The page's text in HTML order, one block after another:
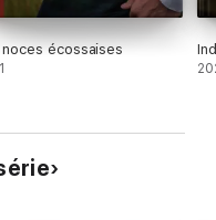
noces écossaises